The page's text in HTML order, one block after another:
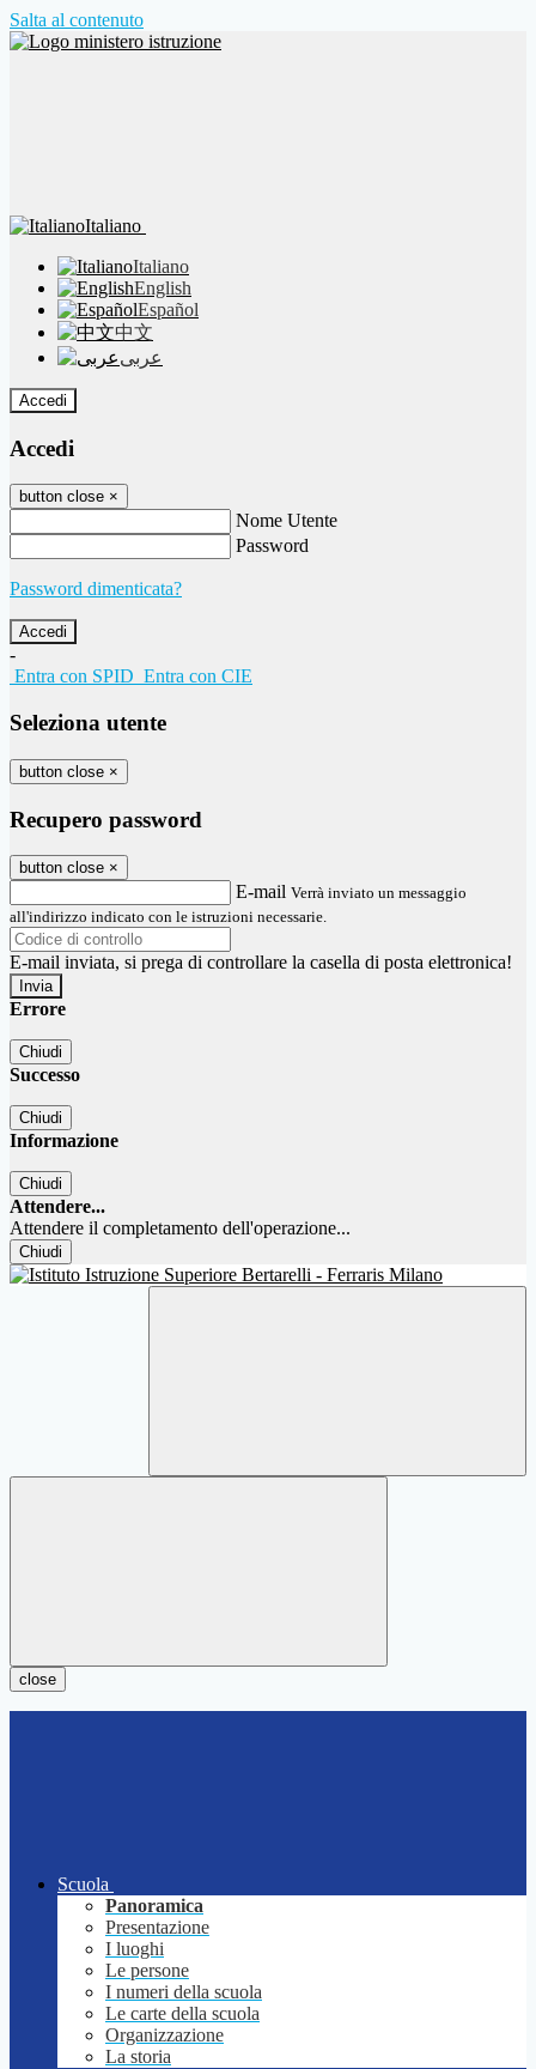
Salta al contenuto
Italiano
Italiano
English
Español
中文
عربى
Accedi
Accedi
button close ×
Nome Utente
Password
Password dimenticata?
-
Entra con SPID Entra con CIE
Seleziona utente
button close ×
Recupero password
button close ×
E-mail Verrà inviato un messaggio
all'indirizzo indicato con le istruzioni necessarie.
E-mail inviata, si prega di controllare la casella di posta elettronica!
Errore
Chiudi
Successo
Chiudi
Informazione
Chiudi
Attendere...
Attendere il completamento dell'operazione...
Chiudi
close
Scuola
Panoramica
Presentazione
I luoghi
Le persone
I numeri della scuola
Le carte della scuola
Organizzazione
La storia